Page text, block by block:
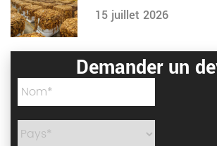
15 juillet 2026
Demander un